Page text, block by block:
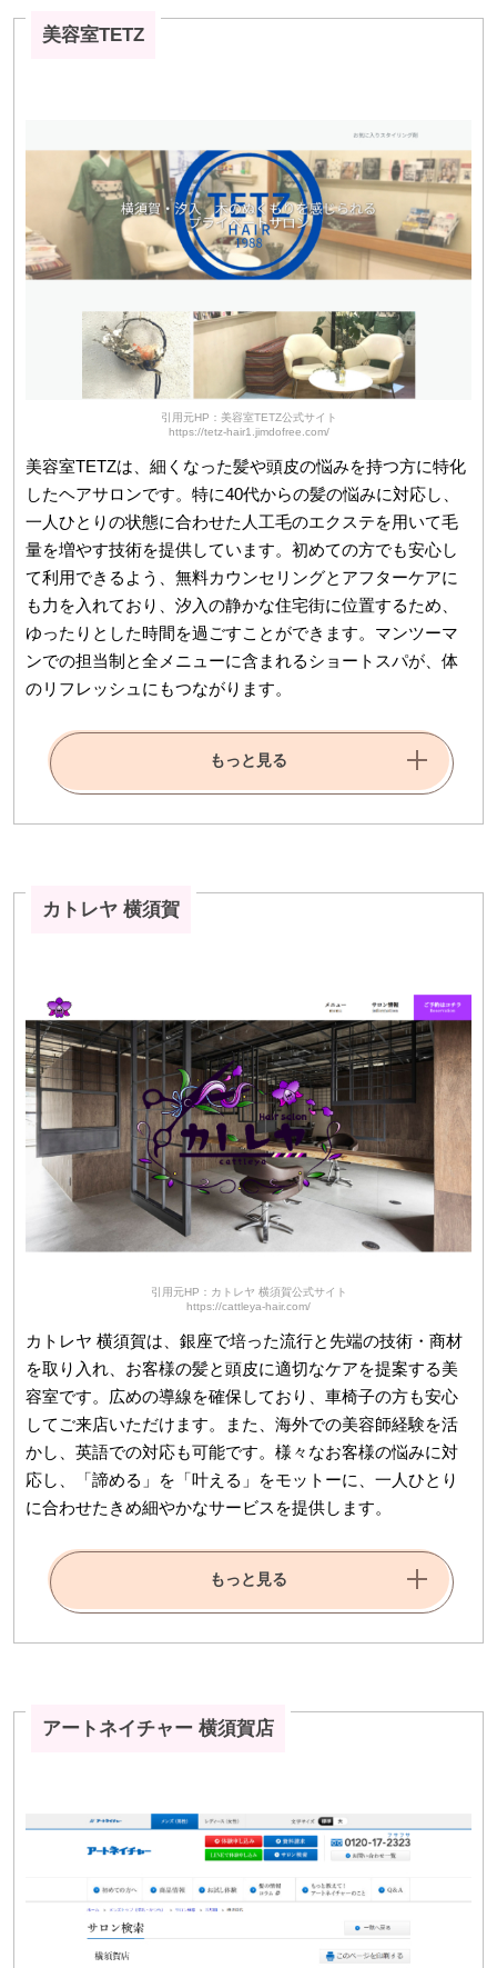
美容室TETZ
引用元HP：美容室TETZ公式サイト
https://tetz-hair1.jimdofree.com/
美容室TETZは、細くなった髪や頭皮の悩みを持つ方に特化
したヘアサロンです。特に40代からの髪の悩みに対応し、
一人ひとりの状態に合わせた人工毛のエクステを用いて毛
量を増やす技術を提供しています。初めての方でも安心し
て利用できるよう、無料カウンセリングとアフターケアに
も力を入れており、汐入の静かな住宅街に位置するため、
ゆったりとした時間を過ごすことができます。マンツーマ
ンでの担当制と全メニューに含まれるショートスパが、体
のリフレッシュにもつながります。
もっと見る
カトレヤ 横須賀
引用元HP：カトレヤ 横須賀公式サイト
https://cattleya-hair.com/
カトレヤ 横須賀は、銀座で培った流行と先端の技術・商材
を取り入れ、お客様の髪と頭皮に適切なケアを提案する美
容室です。広めの導線を確保しており、車椅子の方も安心
してご来店いただけます。また、海外での美容師経験を活
かし、英語での対応も可能です。様々なお客様の悩みに対
応し、「諦める」を「叶える」をモットーに、一人ひとり
に合わせたきめ細やかなサービスを提供します。
もっと見る
アートネイチャー 横須賀店